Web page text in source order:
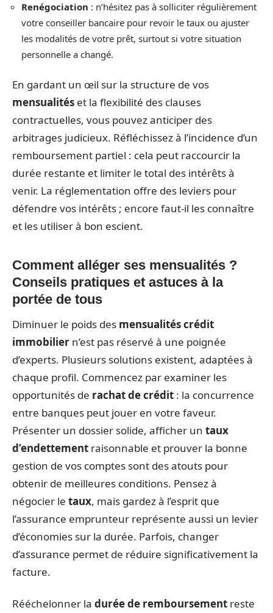
Renégociation : n’hésitez pas à solliciter régulièrement
votre conseiller bancaire pour revoir le taux ou ajuster
les modalités de votre prêt, surtout si votre situation
personnelle a changé.
En gardant un œil sur la structure de vos
mensualités et la flexibilité des clauses
contractuelles, vous pouvez anticiper des
arbitrages judicieux. Réfléchissez à l’incidence d’un
remboursement partiel : cela peut raccourcir la
durée restante et limiter le total des intérêts à
venir. La réglementation offre des leviers pour
défendre vos intérêts ; encore faut-il les connaître
et les utiliser à bon escient.
Comment alléger ses mensualités ?
Conseils pratiques et astuces à la
portée de tous
Diminuer le poids des mensualités crédit
immobilier n’est pas réservé à une poignée
d’experts. Plusieurs solutions existent, adaptées à
chaque profil. Commencez par examiner les
opportunités de rachat de crédit : la concurrence
entre banques peut jouer en votre faveur.
Présenter un dossier solide, afficher un taux
d’endettement raisonnable et prouver la bonne
gestion de vos comptes sont des atouts pour
obtenir de meilleures conditions. Pensez à
négocier le taux, mais gardez à l’esprit que
l’assurance emprunteur représente aussi un levier
d’économies sur la durée. Parfois, changer
d’assurance permet de réduire significativement la
facture.
Rééchelonner la durée de remboursement reste